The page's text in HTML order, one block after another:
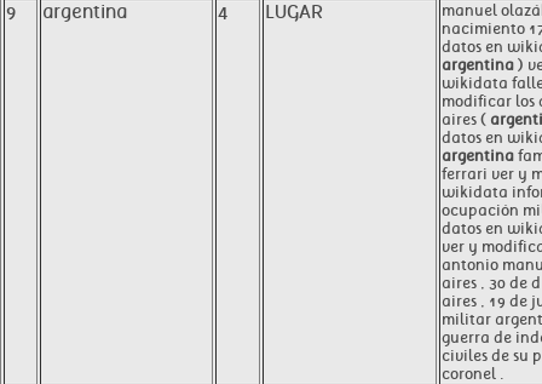
9 argentina 4 LUGAR
manuel
nacimiento
datos en
argentina )
wikidata
modificar los
aires (
datos en
argentina
ferrari ver y
wikidata
ocupación
datos en
ver y
antonio
aires , 30 de
aires , 19 de
militar
guerra de
civiles de su
coronel .